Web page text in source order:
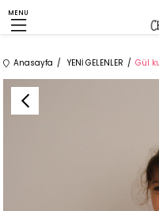
MENU
Anasayfa YENİ GELENLER Gül